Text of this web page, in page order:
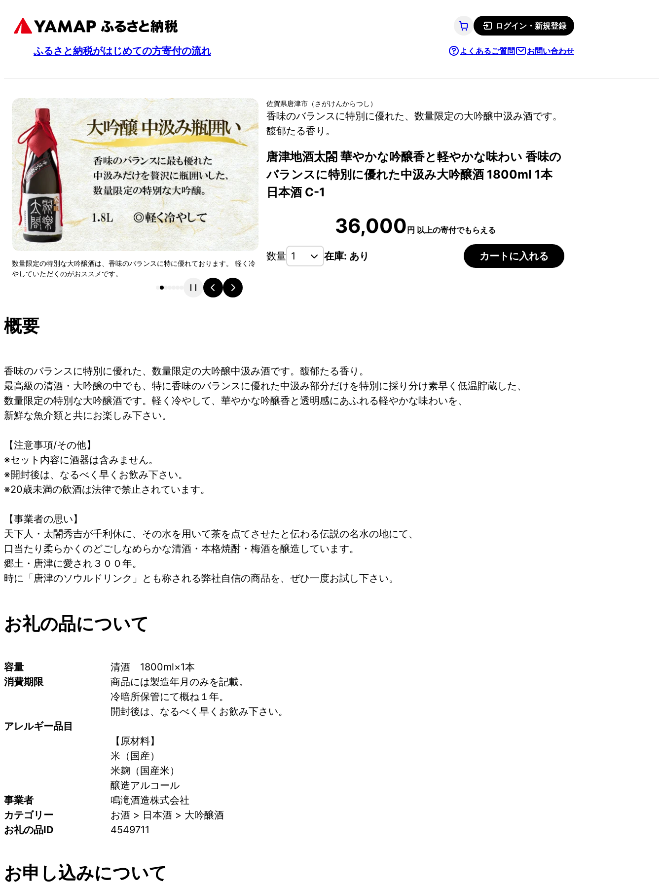
ログイン・新規登録
ふるさと納税がはじめての方寄付の流れ よくあるご質問 お問い合わせ
数量限定の特別な大吟醸酒は、香味のバランスに特に優れております。 軽く冷
やしていただくのがおススメです。
美味しいお水と高品質のお米でつくる唐津の太閤。 こだわりの詰まった唐津の
天下人・太閤秀吉が千利休に、その水
佐賀県唐津市 （さがけんからつし ）
香味のバランスに特別に優れた、数量限定の大吟醸中汲み酒です。
馥郁たる香り。
唐津地酒太閤 華やかな吟醸香と軽やかな味わい 香味の
バランスに特別に優れた中汲み大吟醸酒 1800ml 1本
日本酒 C-1
36,000円 以上の寄付でもらえる
数量 在庫: あり カートに入れる
概要
香味のバランスに特別に優れた、数量限定の大吟醸中汲み酒です。馥郁たる香り。
最高級の清酒・大吟醸の中でも、特に香味のバランスに優れた中汲み部分だけを特別に採り分け素早く低温貯蔵した、
数量限定の特別な大吟醸酒です。軽く冷やして、華やかな吟醸香と透明感にあふれる軽やかな味わいを、
新鮮な魚介類と共にお楽しみ下さい。
【注意事項/その他】
※セット内容に酒器は含みません。
※開封後は、なるべく早くお飲み下さい。
※20歳未満の飲酒は法律で禁止されています。
【事業者の思い】
天下人・太閤秀吉が千利休に、その水を用いて茶を点てさせたと伝わる伝説の名水の地にて、
口当たり柔らかくのどごしなめらかな清酒・本格焼酎・梅酒を醸造しています。
郷土・唐津に愛され３００年。
時に「唐津のソウルドリンク」とも称される弊社自信の商品を、ぜひ一度お試し下さい。
お礼の品について
容量
清酒　1800ml×1本
消費期限
商品には製造年月のみを記載。
冷暗所保管にて概ね１年。
開封後は、なるべく早くお飲み下さい。
アレルギー品目
【原材料】
米（国産）
米麹（国産米）
醸造アルコール
事業者
鳴滝酒造株式会社
カテゴリー
お酒 > 日本酒 > 大吟醸酒
お礼の品ID
4549711
お申し込みについて